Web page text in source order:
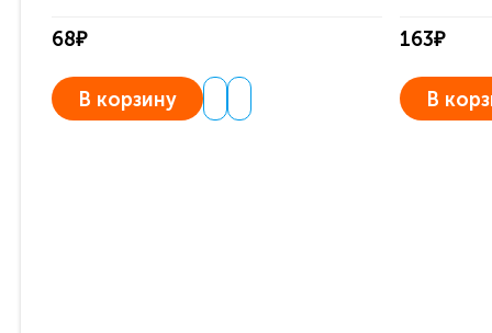
68₽
В корзину
163₽
В